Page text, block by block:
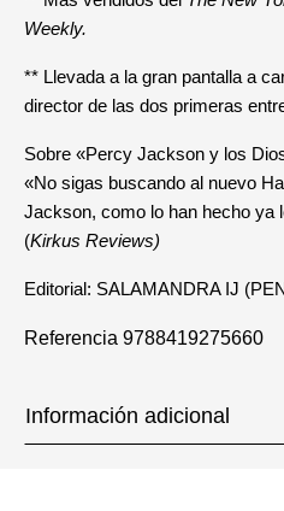
Weekly.
** Llevada a la gran pantalla a
director de las dos primeras
Sobre «Percy Jackson y los
«No sigas buscando al nuevo
Jackson, como lo han hecho ya
(Kirkus Reviews)
Editorial: SALAMANDRA IJ
Referencia 9788419275660
Información adicional